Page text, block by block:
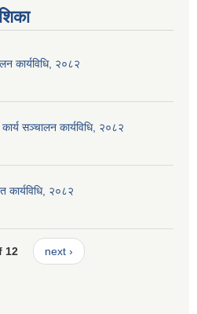
कार्यविधि, २०८२
सञ्चालन कार्यविधि, २०८२
कार्यविधि, २०८२
12 next ›